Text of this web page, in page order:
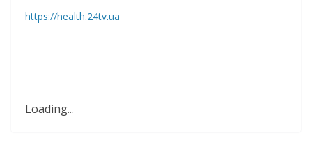
https://health.24tv.ua
Loading...